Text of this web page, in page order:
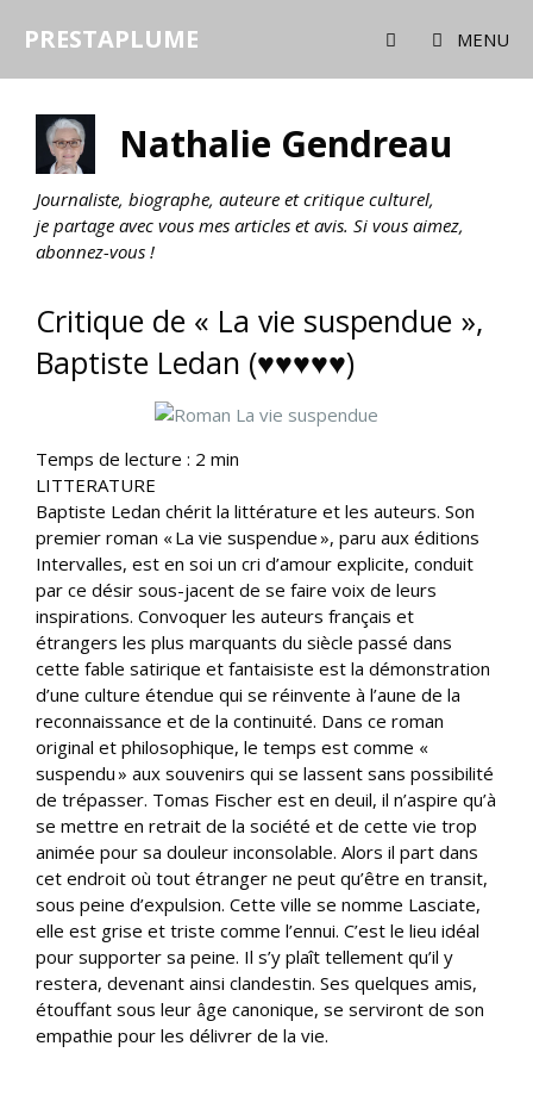
PRESTAPLUME MENU
Nathalie Gendreau
Journaliste, biographe, auteure et critique culturel,
je partage avec vous mes articles et avis. Si vous aimez,
abonnez-vous !
Critique de « La vie suspendue »,
Baptiste Ledan (♥♥♥♥♥)
Temps de lecture : 2 min
LITTERATURE
Baptiste Ledan chérit la littérature et les auteurs. Son
premier roman « La vie suspendue », paru aux éditions
Intervalles, est en soi un cri d’amour explicite, conduit
par ce désir sous-jacent de se faire voix de leurs
inspirations. Convoquer les auteurs français et
étrangers les plus marquants du siècle passé dans
cette fable satirique et fantaisiste est la démonstration
d’une culture étendue qui se réinvente à l’aune de la
reconnaissance et de la continuité. Dans ce roman
original et philosophique, le temps est comme «
suspendu » aux souvenirs qui se lassent sans possibilité
de trépasser. Tomas Fischer est en deuil, il n’aspire qu’à
se mettre en retrait de la société et de cette vie trop
animée pour sa douleur inconsolable. Alors il part dans
cet endroit où tout étranger ne peut qu’être en transit,
sous peine d’expulsion. Cette ville se nomme Lasciate,
elle est grise et triste comme l’ennui. C’est le lieu idéal
pour supporter sa peine. Il s’y plaît tellement qu’il y
restera, devenant ainsi clandestin. Ses quelques amis,
étouffant sous leur âge canonique, se serviront de son
empathie pour les délivrer de la vie.